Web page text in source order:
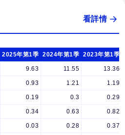
看詳情
2025年第1季 2024年第1季 2023年第1季
9.63 11.55 13.36
0.93 1.21 1.19
0.19 0.3 0.29
0.34 0.63 0.82
0.03 0.28 0.37